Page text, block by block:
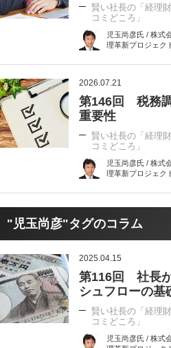
賢い社長の「経理
コミどころ」
児玉尚彦氏 / 株式
理革新プロジェ
2026.07.21
第146回 税務
重要性
賢い社長の「経理
コミどころ」
児玉尚彦氏 / 株式
理革新プロジェ
"児玉尚彦"タグのコラム
2025.04.15
第116回 社長
シュフローの基
賢い社長の「経理
コミどころ」
児玉尚彦氏 / 株式